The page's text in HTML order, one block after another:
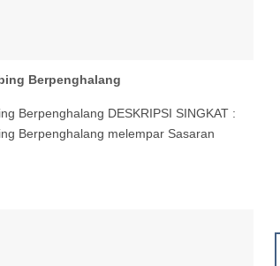
Berpenghalang
Berpenghalang DESKRIPSI SINGKAT :
Berpenghalang melempar Sasaran